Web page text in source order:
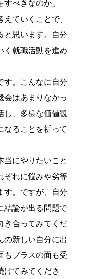
べきなのか」
えていくことで、
と思います。自分
く就職活動を進め
す。こんなに自分
会はあまりなかっ
し、多様な価値観
なることを祈って
当にやりたいこと
ぞれに悩みや劣等
す。ですが、自分
結論が出る問題で
き合ってみてくだ
の新しい自分に出
もプラスの面も受
けてみてくださ